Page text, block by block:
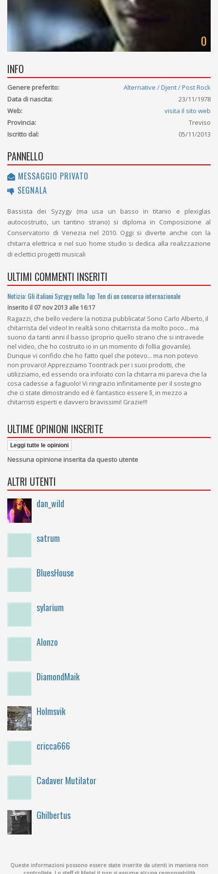
0
INFO
Genere preferito:
Alternative / Djent / Post Rock
Data di nascita:
23/11/1978
Web:
visita il sito web
Provincia:
Treviso
Iscritto dal:
05/11/2013
PANNELLO
MESSAGGIO PRIVATO
SEGNALA
Bassista dei Syzygy (ma usa un basso in titanio e plexiglas
autocostruito, un tantino strano) si diploma in Composizione al
Conservatorio di Venezia nel 2010. Oggi si diverte anche con la
chitarra elettrica e nel suo home studio si dedica alla realizzazione
di eclettici progetti musicali
ULTIMI COMMENTI INSERITI
Notizia: Gli italiani Syzygy nella Top Ten di un concorso internazionale
Inserito il 07 nov 2013 alle 16:17
Ragazzi, che bello vedere la notizia pubblicata! Sono Carlo Alberto, il
chitarrista del video! In realtà sono chitarrista da molto poco... ma
suono da tanti anni il basso (proprio quello strano che si intravede
nel video, che ho costruito io in un momento di follia giovanile).
Dunque vi confido che ho fatto quel che potevo... ma non potevo
non provarci! Apprezziamo Toontrack per i suoi prodotti, che
utilizziamo, ed essendo ora infoiato con la chitarra mi pareva che la
cosa cadesse a fagiuolo! Vi ringrazio infinitamente per il sostegno
che ci state dimostrando ed è fantastico essere lì, in mezzo a
chitarristi esperti e davvero bravissimi! Grazie!!!
ULTIME OPINIONI INSERITE
Leggi tutte le opinioni
Nessuna opinione inserita da questo utente
ALTRI UTENTI
dan_wild
satrum
BluesHouse
sylarium
Alonzo
DiamondMaik
Holmsvik
cricca666
Cadaver Mutilator
Ghilbertus
Queste informazioni possono essere state inserite da utenti in maniera non